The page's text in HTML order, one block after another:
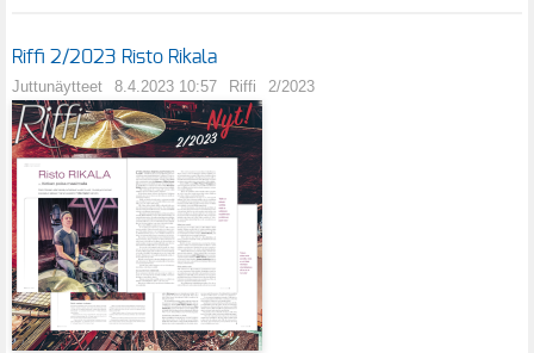
Riffi 2/2023 Risto Rikala
Juttunäytteet 8.4.2023 10:57 Riffi 2/2023